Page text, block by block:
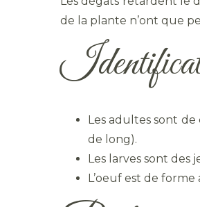
de la plante n’ont que
Les adultes sont
de long).
Les larves sont des
L’oeuf est de